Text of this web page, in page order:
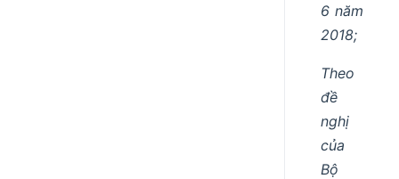
6 năm
2018;
Theo
đề
nghị
của
Bộ